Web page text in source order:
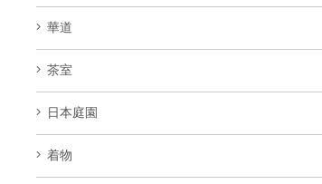
華道
茶室
日本庭園
着物